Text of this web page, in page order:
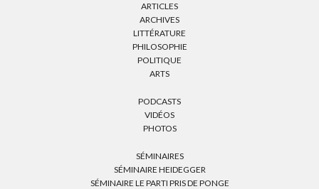
ARTICLES
ARCHIVES
LITTÉRATURE
PHILOSOPHIE
POLITIQUE
ARTS
PODCASTS
VIDÉOS
PHOTOS
SÉMINAIRES
SÉMINAIRE HEIDEGGER
SÉMINAIRE LE PARTI PRIS DE PONGE